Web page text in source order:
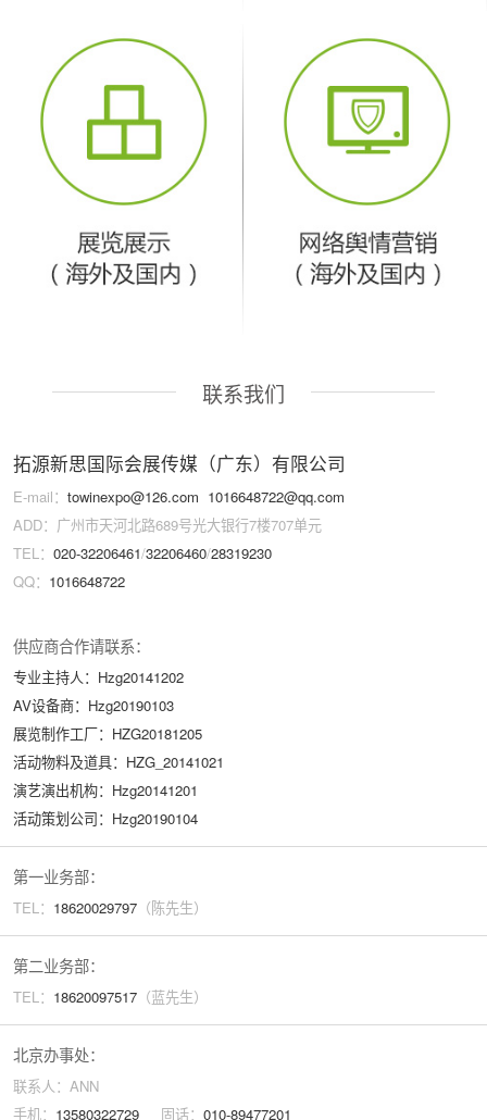
联系我们
拓源新思国际会展传媒（广东）有限公司
E-mail： towinexpo@126.com 1016648722@qq.com
ADD：广州市天河北路689号光大银行7楼707单元
TEL： 020-32206461/32206460/28319230
QQ： 1016648722
供应商合作请联系：
专业主持人：Hzg20141202
AV设备商：Hzg20190103
展览制作工厂：HZG20181205
活动物料及道具：HZG_20141021
演艺演出机构：Hzg20141201
活动策划公司：Hzg20190104
第一业务部：
TEL： 18620029797（陈先生）
第二业务部：
TEL： 18620097517（蓝先生）
北京办事处：
联系人：ANN
手机： 13580322729固话： 010-89477201